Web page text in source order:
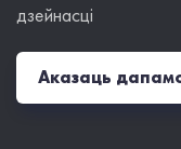
дзейнасці
Аказаць